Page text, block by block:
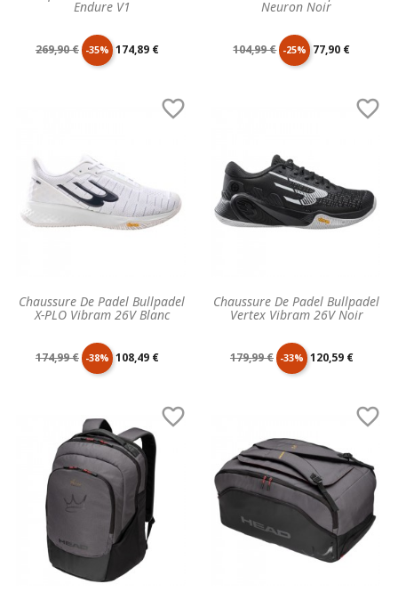
Endure V1
Prix
269,90 € -35% Prix
174,89 €
Neuron Noir
Prix
104,99 € -25% Prix
77,90 €
Chaussure De Padel Bullpadel
X-PLO Vibram 26V Blanc

Prix
base
174,99 € -38% Prix
108,49 €
Chaussure De Padel Bullpadel
Vertex Vibram 26V Noir

Prix
base
179,99 € -33% Prix
120,59 €
 